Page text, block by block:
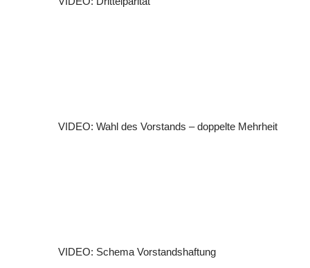
VIDEO: Wahl des Vorstands – doppelte Mehrheit
VIDEO: Schema Vorstandshaftung